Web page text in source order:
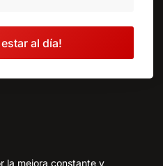
estar al día!
la mejora constante y